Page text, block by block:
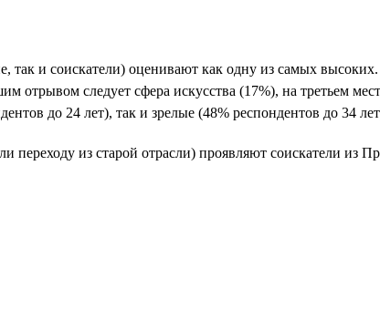
так и соискатели) оценивают как одну из самых
отрывом следует сфера искусства (17%), на третьем
до 24 лет), так и зрелые (48% респондентов до 34
переходу из старой отрасли) проявляют соискатели